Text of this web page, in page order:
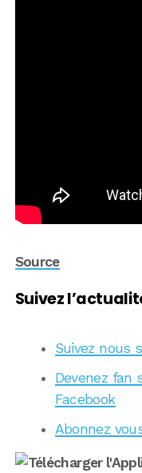
Source
Suivez
Suivez nous
Devenez fan
Facebook
Abonnez